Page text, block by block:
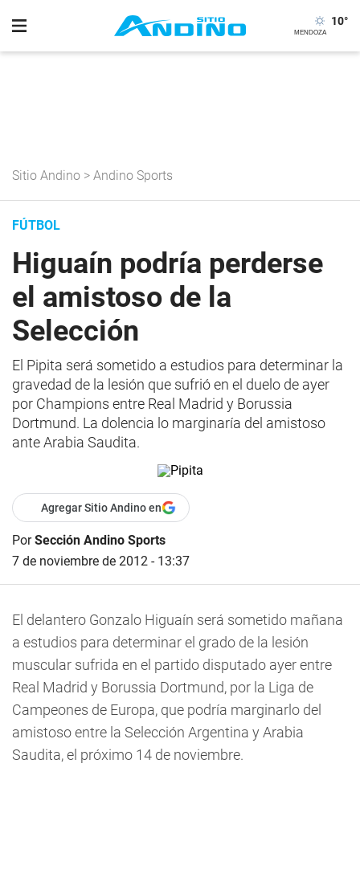
10°
Sitio Andino > Andino Sports
FÚTBOL
Higuaín podría perderse
el amistoso de la
Selección
El Pipita será sometido a estudios para determinar la
gravedad de la lesión que sufrió en el duelo de ayer
por Champions entre Real Madrid y Borussia
Dortmund. La dolencia lo marginaría del amistoso
ante Arabia Saudita.
Agregar Sitio Andino en
PorSección Andino Sports
7 de noviembre de 2012 - 13:37
El delantero Gonzalo Higuaín será sometido mañana
a estudios para determinar el grado de la lesión
muscular sufrida en el partido disputado ayer entre
Real Madrid y Borussia Dortmund, por la Liga de
Campeones de Europa, que podría marginarlo del
amistoso entre la Selección Argentina y Arabia
Saudita, el próximo 14 de noviembre.